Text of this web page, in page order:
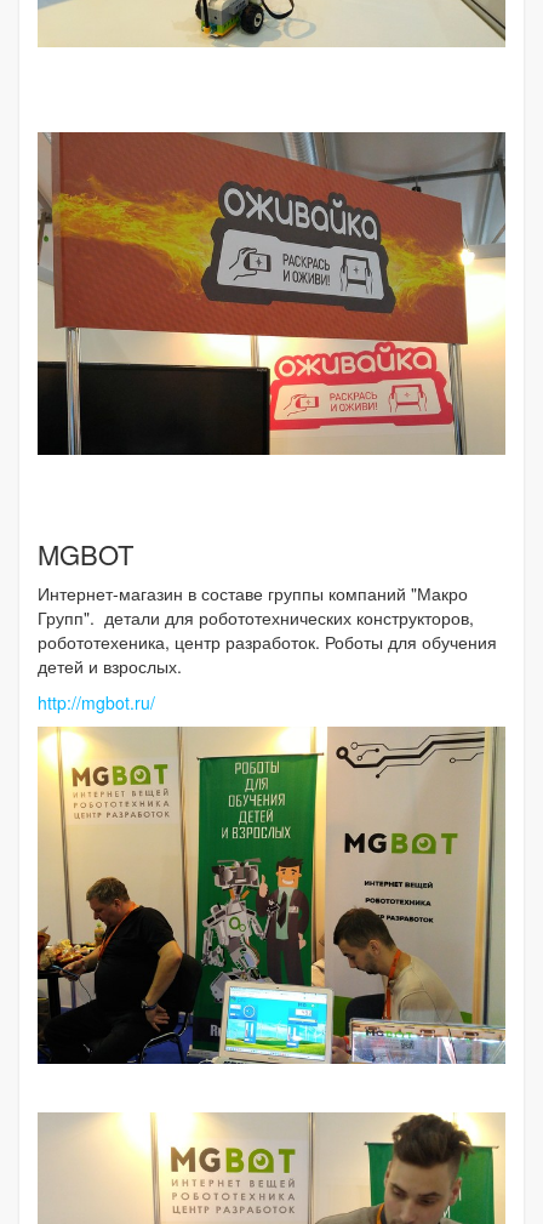
MGBOT
Интернет-магазин в составе группы компаний "Макро
Групп". детали для робототехнических конструкторов,
робототехеника, центр разработок. Роботы для обучения
детей и взрослых.
http://mgbot.ru/